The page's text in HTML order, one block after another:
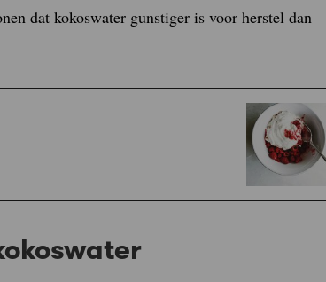
dat kokoswater gunstiger is voor herstel dan